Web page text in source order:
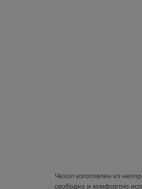
Чехол изготовлен из
свободно и комфортно